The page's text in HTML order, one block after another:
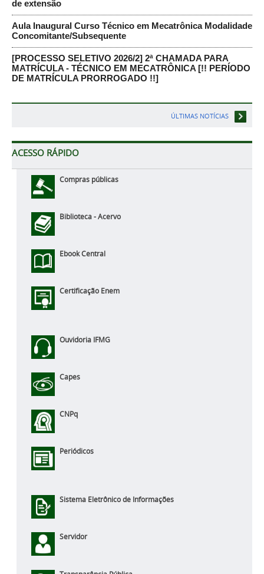
de extensão
Aula Inaugural Curso Técnico em Mecatrônica Modalidade
Concomitante/Subsequente
[PROCESSO SELETIVO 2026/2] 2ª CHAMADA PARA
MATRÍCULA - TÉCNICO EM MECATRÔNICA [!! PERÍODO
DE MATRÍCULA PRORROGADO !!]
ÚLTIMAS NOTÍCIAS
ACESSO RÁPIDO
Compras públicas
Biblioteca - Acervo
Ebook Central
Certificação Enem
Ouvidoria IFMG
Capes
CNPq
Periódicos
Sistema Eletrônico de Informações
Servidor